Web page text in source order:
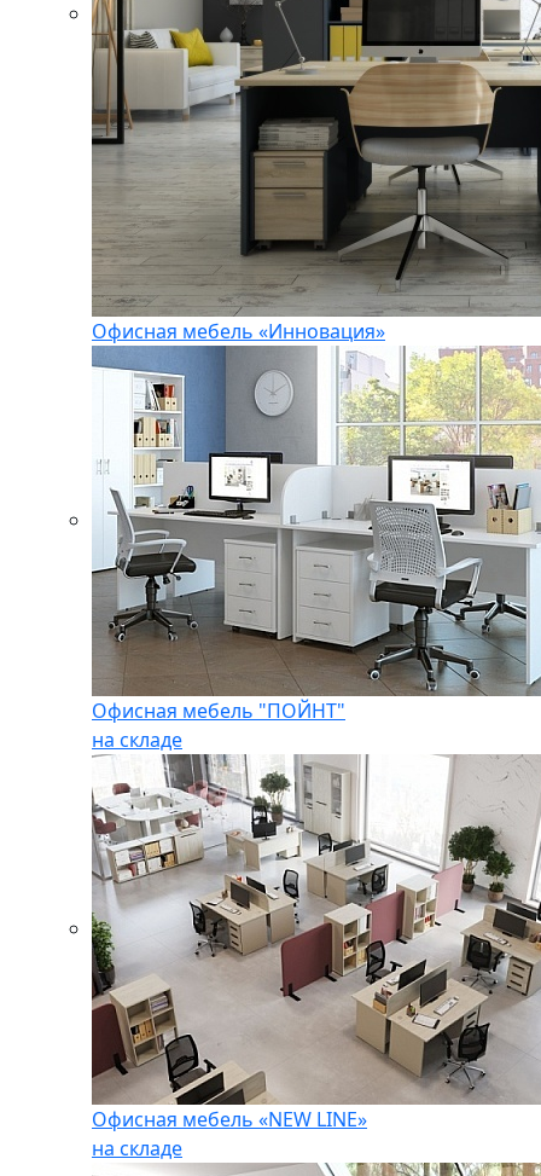
Офисная мебель «Инновация»
Офисная мебель "ПОЙНТ"
на складе
Офисная мебель «NEW LINE»
на складе